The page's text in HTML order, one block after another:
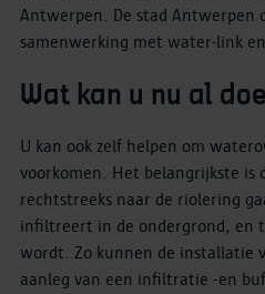
Antwerpen. De stad Antwerpen
samenwerking met water-link
Wat kan u nu al
U kan ook zelf helpen om
voorkomen. Het belangrijkste is
rechtstreeks naar de riolering
infiltreert in de ondergrond, en
wordt. Zo kunnen de installatie
aanleg van een infiltratie -en